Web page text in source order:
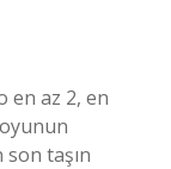
en az 2, en
son taşın